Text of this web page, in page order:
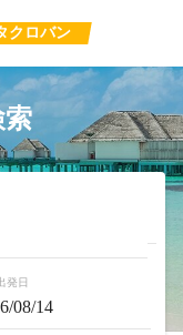
クロバン
発日